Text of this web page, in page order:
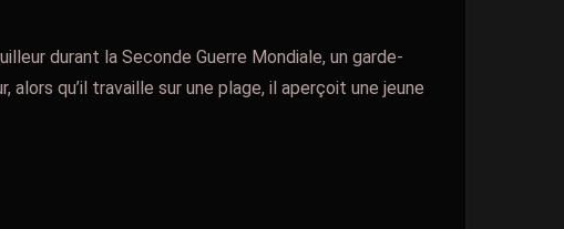
durant la Seconde Guerre Mondiale, un garde-
qu’il travaille sur une plage, il aperçoit une jeune